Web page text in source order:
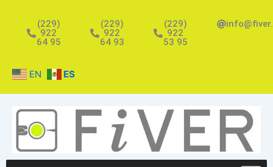
contenido
(229)
922
64 95
(229)
922
64 93
(229)
922
53 95
EN ES